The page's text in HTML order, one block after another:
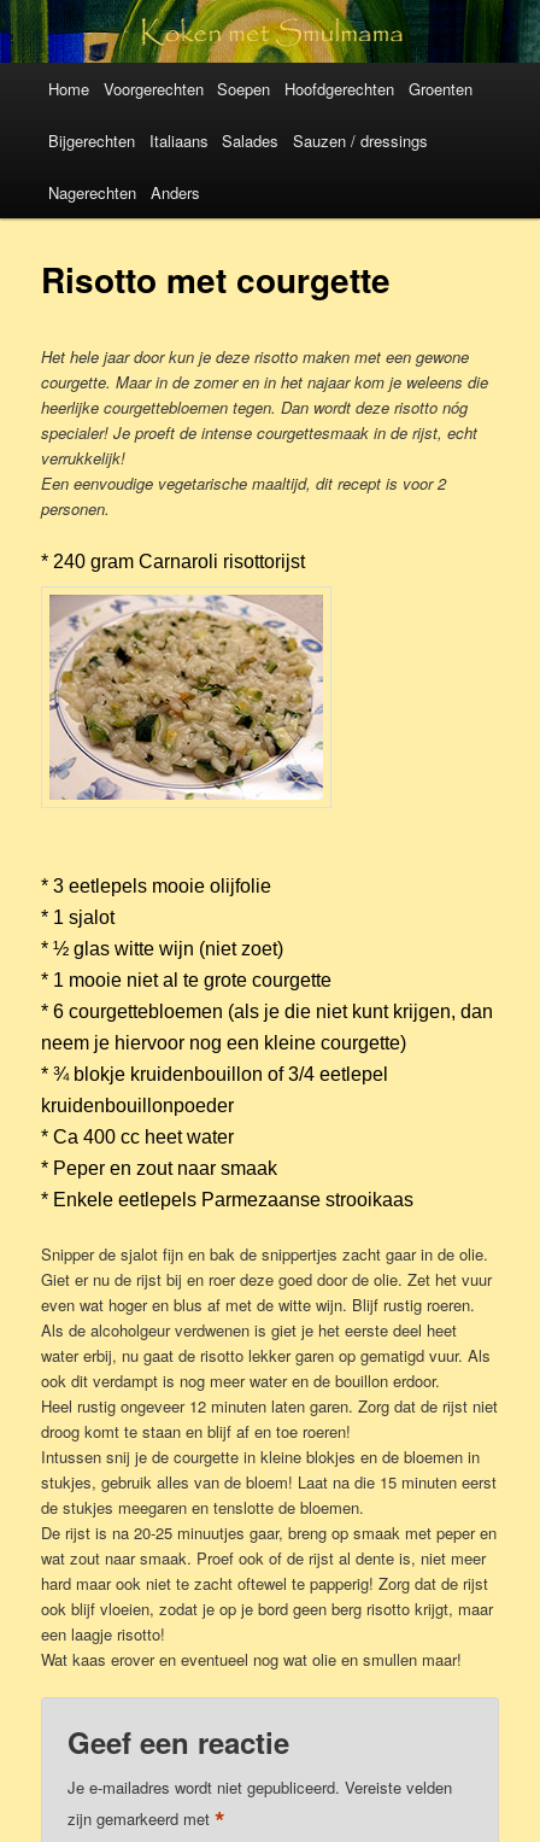
Koken met
SmulMama
Spring
naar
de
inhoud
Spring
naar
de
inhoud
Home Voorgerechten Soepen Hoofdgerechten Groenten
Bijgerechten Italiaans Salades Sauzen / dressings
Nagerechten Anders
Risotto met courgette
Het hele jaar door kun je deze risotto maken met een gewone
courgette. Maar in de zomer en in het najaar kom je weleens die
heerlijke courgettebloemen tegen. Dan wordt deze risotto nóg
specialer!Je proeft de intense courgettesmaak in de rijst, echt
verrukkelijk!
Een eenvoudige vegetarische maaltijd, dit recept is voor 2
personen.
* 240 gram Carnaroli risottorijst
* 3 eetlepels mooie olijfolie
* 1 sjalot
* ½ glas witte wijn (niet zoet)
* 1 mooie niet al te grote courgette
* 6 courgettebloemen (als je die niet kunt krijgen, dan
neem je hiervoor nog een kleine courgette)
* ¾ blokje kruidenbouillon of 3/4 eetlepel
kruidenbouillonpoeder
* Ca 400 cc heet water
* Peper en zout naar smaak
* Enkele eetlepels Parmezaanse strooikaas
Snipper de sjalot fijn en bak de snippertjes zacht gaar in de olie.
Giet er nu de rijst bij en roer deze goed door de olie. Zet het vuur
even wat hoger en blus af met de witte wijn. Blijf rustig roeren.
Als de alcoholgeur verdwenen is giet je het eerste deel heet
water erbij, nu gaat de risotto lekker garen op gematigd vuur. Als
ook dit verdampt is nog meer water en de bouillon erdoor.
Heel rustig ongeveer 12 minuten laten garen. Zorg dat de rijst niet
droog komt te staan en blijf af en toe roeren!
Intussen snij je de courgette in kleine blokjes en de bloemen in
stukjes, gebruik alles van de bloem! Laat na die 15 minuten eerst
de stukjes meegaren en tenslotte de bloemen.
De rijst is na 20-25 minuutjes gaar, breng op smaak met peper en
wat zout naar smaak. Proef ook of de rijst al dente is, niet meer
hard maar ook niet te zacht oftewel te papperig! Zorg dat de rijst
ook blijf vloeien, zodat je op je bord geen berg risotto krijgt, maar
een laagje risotto!
Wat kaas erover en eventueel nog wat olie en smullen maar!
Geef een reactie
Je e-mailadres wordt niet gepubliceerd. Vereiste velden
zijn gemarkeerd met*